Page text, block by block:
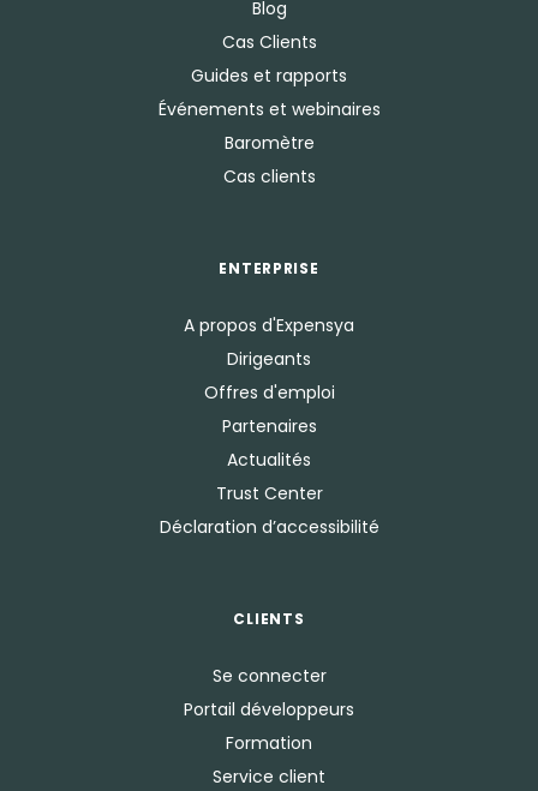
Blog
Cas Clients
Guides et rapports
Événements et webinaires
Baromètre
Cas clients
ENTERPRISE
A propos d'Expensya
Dirigeants
Offres d'emploi
Partenaires
Actualités
Trust Center
Déclaration d’accessibilité
CLIENTS
Se connecter
Portail développeurs
Formation
Service client